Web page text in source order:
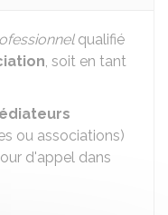
qualifié
, soit en tant
ou associations)
d'appel dans